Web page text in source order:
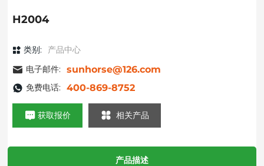
H2004
类别:
产品中心
电子邮件:
sunhorse@126.com
免费电话: 400-869-8752
获取报价 相关产品
产品描述